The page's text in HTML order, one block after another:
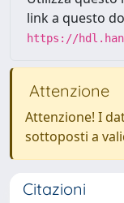
link a questo
https://
Attenzione
Attenzione! I
sottoposti a
Citazioni